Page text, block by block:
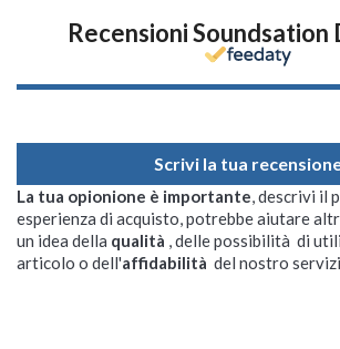
Recensioni Soundsation
Scrivi la tua
La tua opionione è importante, descrivi il
esperienza di acquisto, potrebbe aiutare
un idea della qualità , delle possibilità di
articolo o dell'affidabilità del nostro